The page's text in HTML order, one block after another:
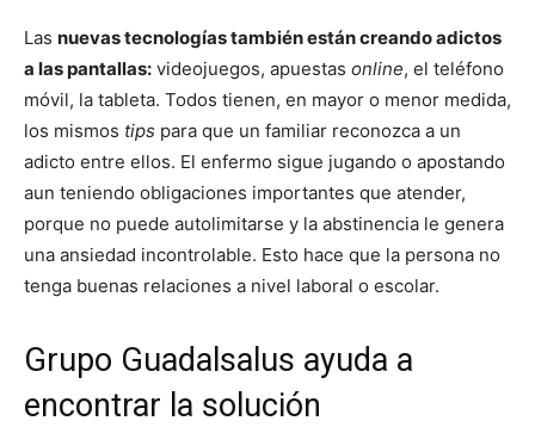
Las nuevas tecnologías también están creando adictos
a las pantallas: videojuegos, apuestas online, el teléfono
móvil, la tableta. Todos tienen, en mayor o menor medida,
los mismos tips para que un familiar reconozca a un
adicto entre ellos. El enfermo sigue jugando o apostando
aun teniendo obligaciones importantes que atender,
porque no puede autolimitarse y la abstinencia le genera
una ansiedad incontrolable. Esto hace que la persona no
tenga buenas relaciones a nivel laboral o escolar.
Grupo Guadalsalus ayuda a
encontrar la solución